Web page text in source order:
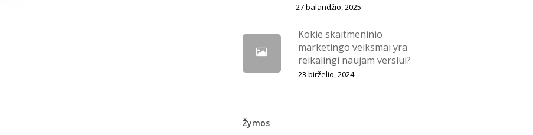
27 balandžio, 2025
Kokie skaitmeninio
marketingo veiksmai yra
reikalingi naujam verslui?
23 birželio, 2024
Žymos